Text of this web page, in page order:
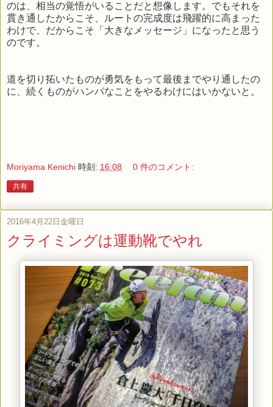
のは、相当の覚悟がいることだと想像します。でもそれを
貫き通したからこそ、ルートの完成度は飛躍的に高まった
わけで、だからこそ「大きなメッセージ」になったと思う
のです。
道を切り拓いたものが勇気をもって最後までやり通したの
に、続くものがハンパなことをやるわけにはいかないと。
Moriyama Kenichi 時刻: 16:08 0 件のコメント:
共有
2016年4月22日金曜日
クライミングは運動靴でやれ